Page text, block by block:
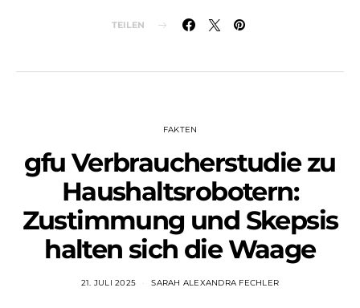
TEILEN
FAKTEN
gfu Verbraucherstudie zu
Haushaltsrobotern:
Zustimmung und Skepsis
halten sich die Waage
21. JULI 2025 SARAH ALEXANDRA FECHLER